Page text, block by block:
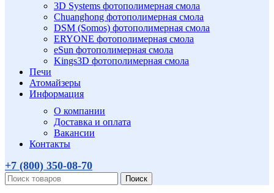
3D Systems фотополимерная смола
Chuanghong фотополимерная смола
DSM (Somos) фотополимерная смола
ERYONE фотополимерная смола
eSun фотополимерная смола
Kings3D фотополимерная смола
Печи
Атомайзеры
Информация
О компании
Доставка и оплата
Вакансии
Контакты
+7 (800) 350-08-70
Поиск